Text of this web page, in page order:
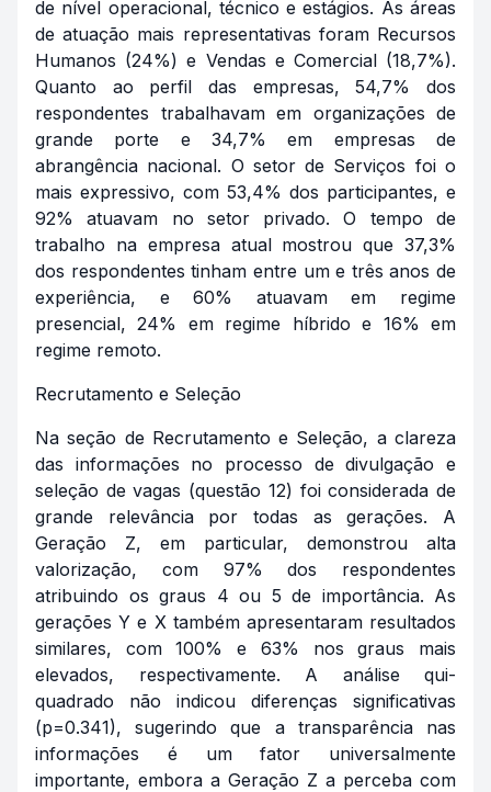
de nível operacional, técnico e estágios. As áreas
de atuação mais representativas foram Recursos
Humanos (24%) e Vendas e Comercial (18,7%).
Quanto ao perfil das empresas, 54,7% dos
respondentes trabalhavam em organizações de
grande porte e 34,7% em empresas de
abrangência nacional. O setor de Serviços foi o
mais expressivo, com 53,4% dos participantes, e
92% atuavam no setor privado. O tempo de
trabalho na empresa atual mostrou que 37,3%
dos respondentes tinham entre um e três anos de
experiência, e 60% atuavam em regime
presencial, 24% em regime híbrido e 16% em
regime remoto.
Recrutamento e Seleção
Na seção de Recrutamento e Seleção, a clareza
das informações no processo de divulgação e
seleção de vagas (questão 12) foi considerada de
grande relevância por todas as gerações. A
Geração Z, em particular, demonstrou alta
valorização, com 97% dos respondentes
atribuindo os graus 4 ou 5 de importância. As
gerações Y e X também apresentaram resultados
similares, com 100% e 63% nos graus mais
elevados, respectivamente. A análise qui-
quadrado não indicou diferenças significativas
(p=0.341), sugerindo que a transparência nas
informações é um fator universalmente
importante, embora a Geração Z a perceba com